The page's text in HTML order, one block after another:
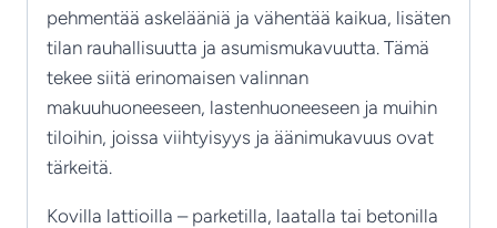
pehmentää askelääniä ja vähentää kaikua, lisäten
tilan rauhallisuutta ja asumismukavuutta. Tämä
tekee siitä erinomaisen valinnan
makuuhuoneeseen, lastenhuoneeseen ja muihin
tiloihin, joissa viihtyisyys ja äänimukavuus ovat
tärkeitä.
Kovilla lattioilla – parketilla, laatalla tai betonilla